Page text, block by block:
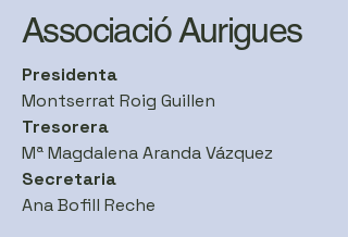
Associació Aurigues
Presidenta
Montserrat Roig Guillen
Tresorera
Mª Magdalena Aranda Vázquez
Secretaria
Ana Bofill Reche